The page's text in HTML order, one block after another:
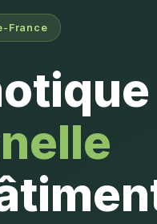
France